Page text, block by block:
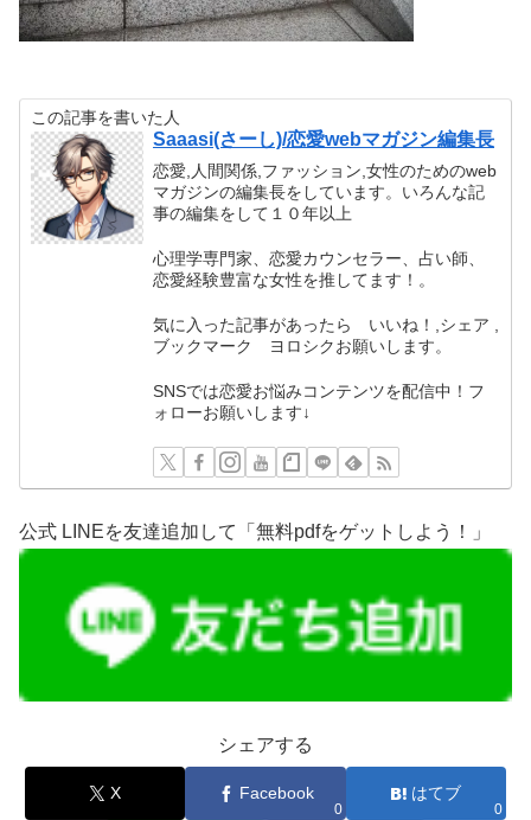
この記事を書いた人
Saaasi(さーし)/恋愛webマガジン編集長
恋愛,人間関係,ファッション,女性のためのweb
マガジンの編集長をしています。いろんな記
事の編集をして１０年以上
心理学専門家、恋愛カウンセラー、占い師、
恋愛経験豊富な女性を推してます！。
気に入った記事があったら いいね！,シェア ,
ブックマーク ヨロシクお願いします。
SNSでは恋愛お悩みコンテンツを配信中！フ
ォローお願いします↓
公式 LINEを友達追加して「無料pdfをゲットしよう！」
シェアする
X Facebook
0
はてブ
0